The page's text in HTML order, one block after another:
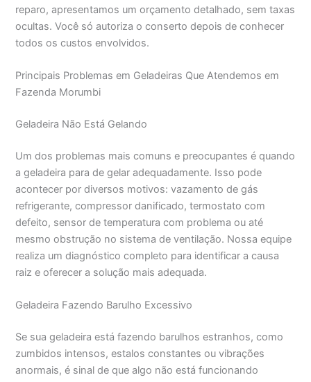
reparo, apresentamos um orçamento detalhado, sem taxas
ocultas. Você só autoriza o conserto depois de conhecer
todos os custos envolvidos.
Principais Problemas em Geladeiras Que Atendemos em
Fazenda Morumbi
Geladeira Não Está Gelando
Um dos problemas mais comuns e preocupantes é quando
a geladeira para de gelar adequadamente. Isso pode
acontecer por diversos motivos: vazamento de gás
refrigerante, compressor danificado, termostato com
defeito, sensor de temperatura com problema ou até
mesmo obstrução no sistema de ventilação. Nossa equipe
realiza um diagnóstico completo para identificar a causa
raiz e oferecer a solução mais adequada.
Geladeira Fazendo Barulho Excessivo
Se sua geladeira está fazendo barulhos estranhos, como
zumbidos intensos, estalos constantes ou vibrações
anormais, é sinal de que algo não está funcionando